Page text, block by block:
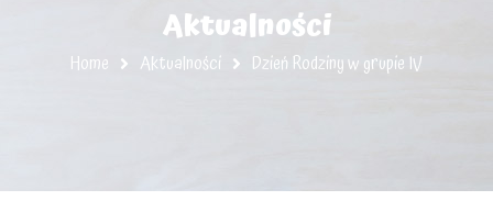
Aktualności
Home Aktualności Dzień Rodziny w grupie IV